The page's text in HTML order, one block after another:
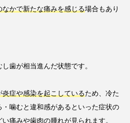
かで新たな痛みを感じる場合もあり
歯が相当進んだ状態です。
症や感染を起こしているため、冷た
噛むと違和感があるといった症状の
痛みや歯肉の腫れが見られます。